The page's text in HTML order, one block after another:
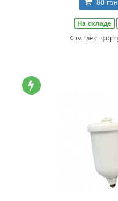
80
На складе
Комплект